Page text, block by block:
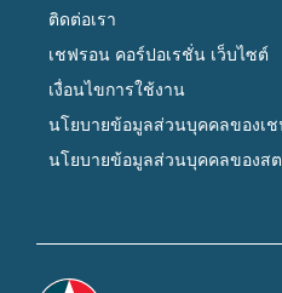
ติดต่อเรา
เชฟรอน คอร์ปอเรชั่น เว็บไซต์
เงื่อนไขการใช้งาน
นโยบายข้อมูลส่วนบุคคลของเ
นโยบายข้อมูลส่วนบุคคลของสต